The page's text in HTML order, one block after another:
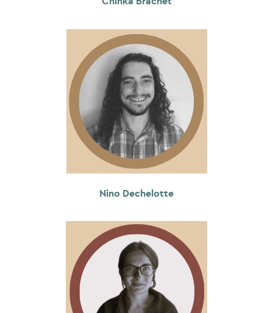
Nino Dechelotte